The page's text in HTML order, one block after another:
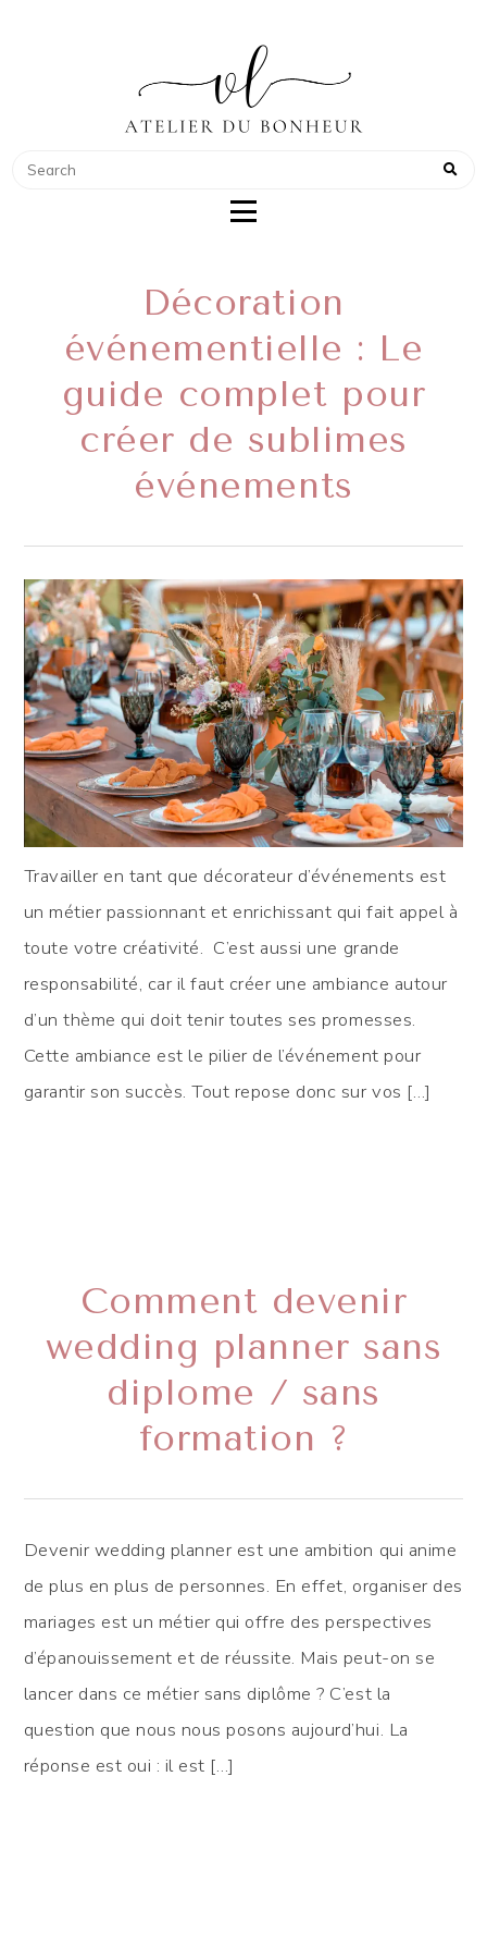
ATELIER DU BONHEUR
COACH POUR WEDDING PLANNER
Décoration
événementielle : Le
guide complet pour
créer de sublimes
événements
Travailler en tant que décorateur d’événements est
un métier passionnant et enrichissant qui fait appel à
toute votre créativité. C’est aussi une grande
responsabilité, car il faut créer une ambiance autour
d’un thème qui doit tenir toutes ses promesses.
Cette ambiance est le pilier de l’événement pour
garantir son succès. Tout repose donc sur vos […]
Comment devenir
wedding planner sans
diplome / sans
formation ?
Devenir wedding planner est une ambition qui anime
de plus en plus de personnes. En effet, organiser des
mariages est un métier qui offre des perspectives
d’épanouissement et de réussite. Mais peut-on se
lancer dans ce métier sans diplôme ? C’est la
question que nous nous posons aujourd’hui. La
réponse est oui : il est […]